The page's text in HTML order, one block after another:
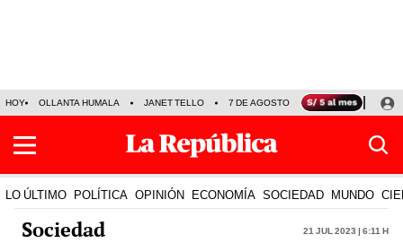
HOY OLLANTA HUMALA JANET TELLO 7 DE AGOSTO TINKA RESULTADOS
LO ÚLTIMO POLÍTICA OPINIÓN ECONOMÍA SOCIEDAD MUNDO
Sociedad 21 Jul 2023 | 6:11 h